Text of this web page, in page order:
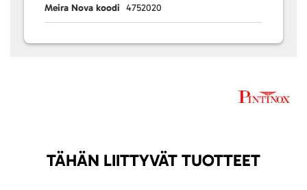
Meira Nova koodi 4752020
TÄHÄN LIITTYVÄT TUOTTEET